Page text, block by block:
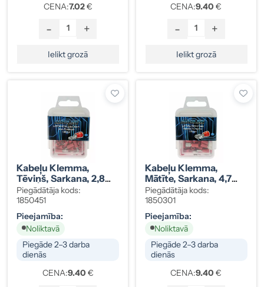
CENA:7.02€
- +
Ielikt grozā
CENA:9.40 €
- +
Ielikt grozā
Kabeļu Klemma,
Tēviņš, Sarkana, 2,8
Mm, 100 Gab.
Piegādātāja kods:
1850451
Pieejamība:
Noliktavā
Piegāde 2–3 darba
dienās
CENA:9.40 €
Kabeļu Klemma,
Mātīte, Sarkana, 4,7
Mm, 100 Gab.
Piegādātāja kods:
1850301
Pieejamība:
Noliktavā
Piegāde 2–3 darba
dienās
CENA:9.40 €